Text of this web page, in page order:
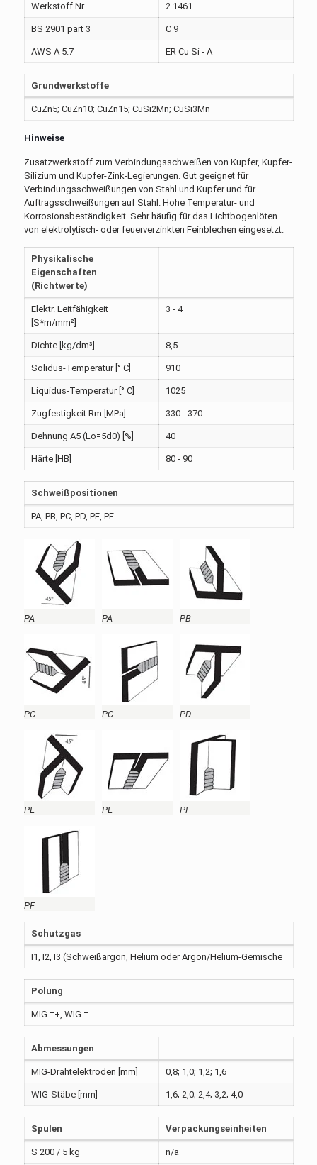
Werkstoff Nr. 2.1461
BS 2901 part 3 C 9
AWS A 5.7 ER Cu Si - A
Grundwerkstoffe
CuZn5; CuZn10; CuZn15; CuSi2Mn; CuSi3Mn
Hinweise
Zusatzwerkstoff zum Verbindungsschweißen von Kupfer, Kupfer-
Silizium und Kupfer-Zink-Legierungen. Gut geeignet für
Verbindungsschweißungen von Stahl und Kupfer und für
Auftragsschweißungen auf Stahl. Hohe Temperatur- und
Korrosionsbeständigkeit. Sehr häufig für das Lichtbogenlöten
von elektrolytisch- oder feuerverzinkten Feinblechen eingesetzt.
Physikalische
Eigenschaften
(Richtwerte)
Elektr. Leitfähigkeit
[S*m/mm²]
3 - 4
Dichte [kg/dm³] 8,5
Solidus-Temperatur [° C] 910
Liquidus-Temperatur [° C] 1025
Zugfestigkeit Rm [MPa] 330 - 370
Dehnung A5 (Lo=5d0) [%] 40
Härte [HB] 80 - 90
Schweißpositionen
PA, PB, PC, PD, PE, PF
PA PA PB
PC PC PD
PE PE PF
PF
Schutzgas
I1, I2, I3 (Schweißargon, Helium oder Argon/Helium-Gemische
Polung
MIG =+, WIG =-
Abmessungen
MIG-Drahtelektroden [mm] 0,8; 1,0; 1,2; 1,6
WIG-Stäbe [mm] 1,6; 2,0; 2,4; 3,2; 4,0
Spulen Verpackungseinheiten
S 200 / 5 kg n/a